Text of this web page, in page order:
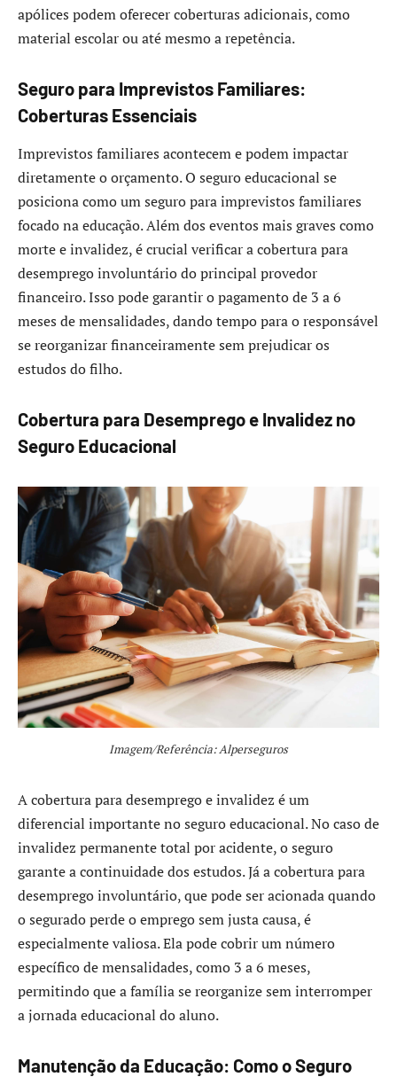
apólices podem oferecer coberturas adicionais, como
material escolar ou até mesmo a repetência.
Seguro para Imprevistos Familiares:
Coberturas Essenciais
Imprevistos familiares acontecem e podem impactar
diretamente o orçamento. O seguro educacional se
posiciona como um seguro para imprevistos familiares
focado na educação. Além dos eventos mais graves como
morte e invalidez, é crucial verificar a cobertura para
desemprego involuntário do principal provedor
financeiro. Isso pode garantir o pagamento de 3 a 6
meses de mensalidades, dando tempo para o responsável
se reorganizar financeiramente sem prejudicar os
estudos do filho.
Cobertura para Desemprego e Invalidez no
Seguro Educacional
Imagem/Referência: Alperseguros
A cobertura para desemprego e invalidez é um
diferencial importante no seguro educacional. No caso de
invalidez permanente total por acidente, o seguro
garante a continuidade dos estudos. Já a cobertura para
desemprego involuntário, que pode ser acionada quando
o segurado perde o emprego sem justa causa, é
especialmente valiosa. Ela pode cobrir um número
específico de mensalidades, como 3 a 6 meses,
permitindo que a família se reorganize sem interromper
a jornada educacional do aluno.
Manutenção da Educação: Como o Seguro